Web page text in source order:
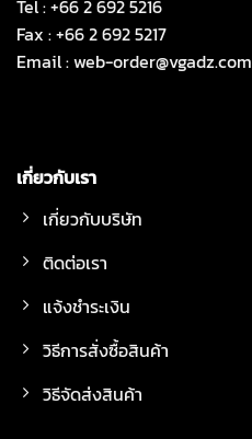
Tel : +66 2 692 5216
Fax : +66 2 692 5217
Email :web-order@vgadz.com
เกี่ยวกับเรา
เกี่ยวกับบริษัท
ติดต่อเรา
แจ้งชำระเงิน
วิธีการสั่งซื้อสินค้า
วิธีจัดส่งสินค้า